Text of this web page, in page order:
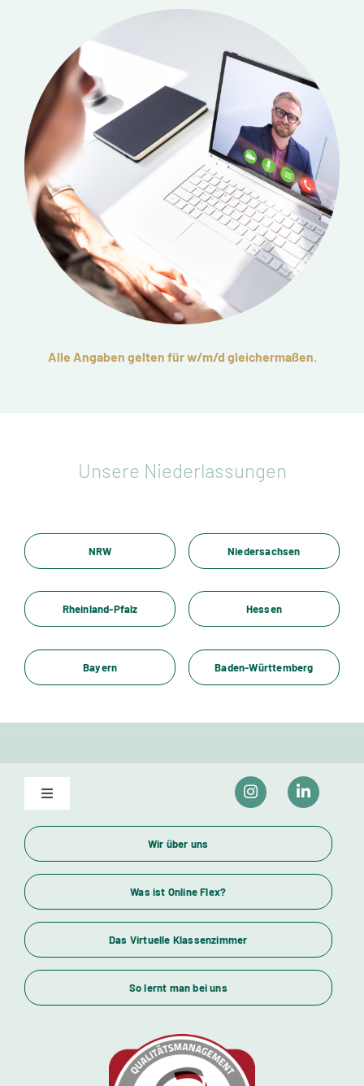
Alle Angaben gelten für w/m/d gleichermaßen.
Unsere Niederlassungen
NRW Niedersachsen
Rheinland-Pfalz Hessen
Bayern Baden-Württemberg
Toggle
Unser Bildungsangebot
Wirtschaftsfachwirte und Industriemeister
Themenübersicht
Standorte
Wir über uns
Was ist Online Flex?
Das Virtuelle Klassenzimmer
So lernt man bei uns